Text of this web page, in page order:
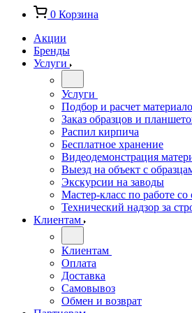
0 Корзина
Акции
Бренды
Услуги
Услуги
Подбор и расчет
Заказ образцов и
Распил кирпича
Бесплатное хранение
Видеодемонстрация
Выезд на объект с
Экскурсии на заводы
Мастер-класс по работе
Технический надзор за
Клиентам
Клиентам
Оплата
Доставка
Самовывоз
Обмен и возврат